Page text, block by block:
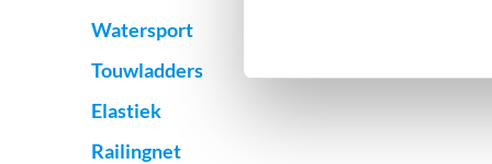
Watersport
Touwladders
Elastiek
Railingnet